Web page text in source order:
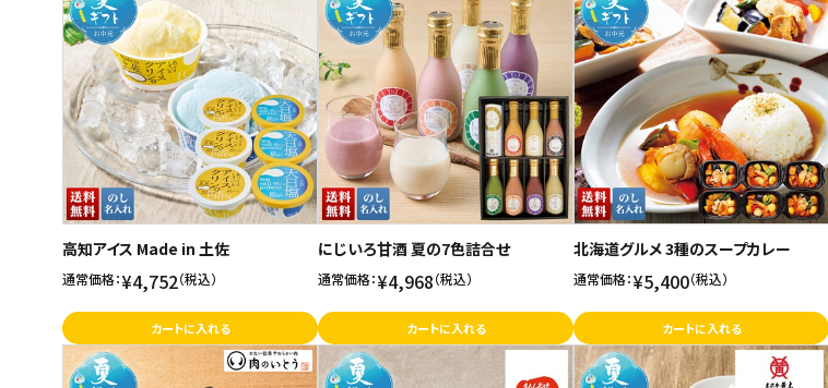
高知アイス Made in 土佐
通常価格：¥4,752（税込）
カートに入れる
にじいろ甘酒 夏の7色詰合せ
通常価格：¥4,968（税込）
カートに入れる
北海道グルメ 3種のスープカレー
通常価格：¥5,400（税込）
カートに入れる